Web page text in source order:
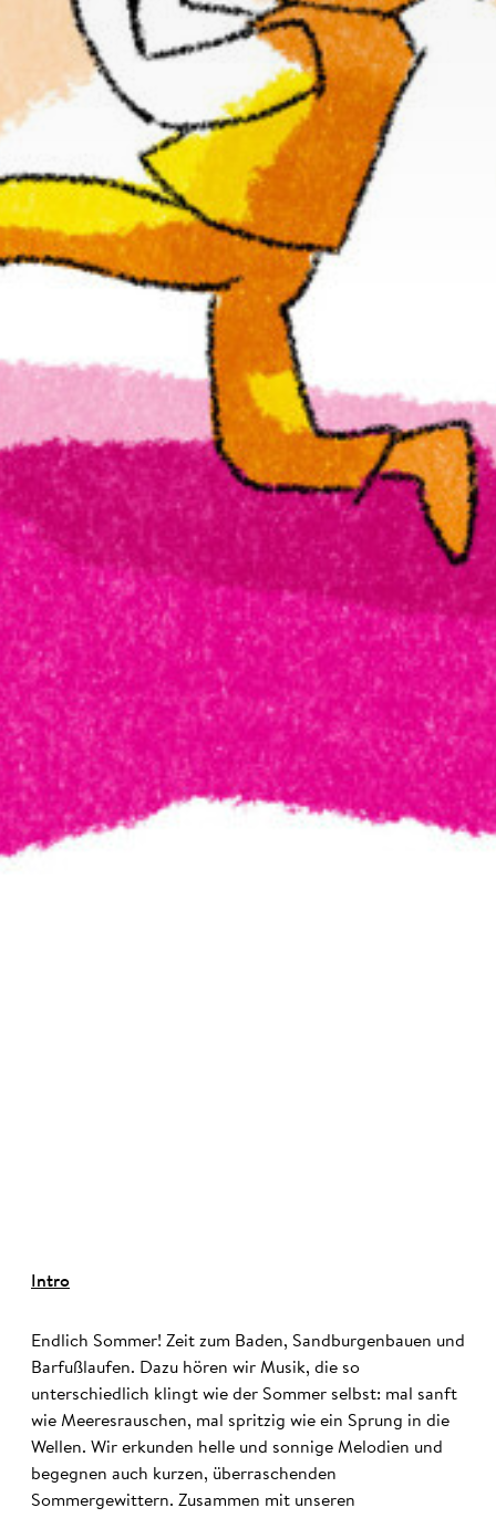
Intro
Endlich Sommer! Zeit zum Baden, Sandburgenbauen und
Barfußlaufen. Dazu hören wir Musik, die so
unterschiedlich klingt wie der Sommer selbst: mal sanft
wie Meeresrauschen, mal spritzig wie ein Sprung in die
Wellen. Wir erkunden helle und sonnige Melodien und
begegnen auch kurzen, überraschenden
Sommergewittern. Zusammen mit unseren